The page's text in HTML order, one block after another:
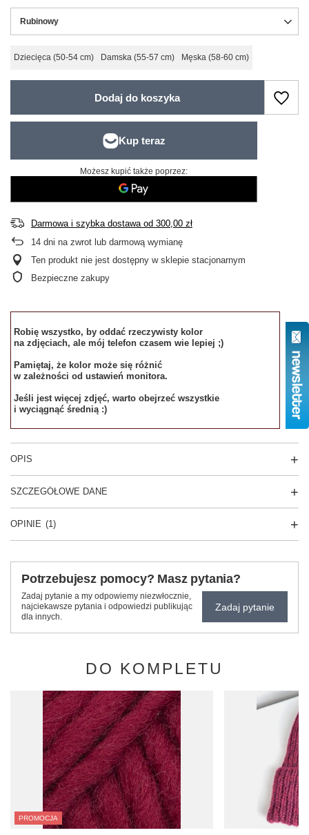
Rubinowy
Dziecięca (50-54 cm) Damska (55-57 cm) Męska (58-60 cm)
Dodaj do koszyka
Możesz kupić także poprzez:
Darmowa i szybka dostawaod 300,00 zł
14 dni na zwrot lub darmową wymianę
Ten produkt nie jest dostępny w sklepie stacjonarnym
Bezpieczne zakupy
Robię wszystko, by oddać rzeczywisty kolor
na zdjęciach, ale mój telefon czasem wie lepiej ;)
Pamiętaj, że kolor może się różnić
w zależności od ustawień monitora.
Jeśli jest więcej zdjęć, warto obejrzeć wszystkie
i wyciągnąć średnią :)
OPIS
SZCZEGÓŁOWE DANE
OPINIE (1)
Potrzebujesz pomocy? Masz pytania?
Zadaj pytanie a my odpowiemy niezwłocznie,
najciekawsze pytania i odpowiedzi publikując
dla innych.
Zadaj pytanie
DO KOMPLETU
PROMOCJA